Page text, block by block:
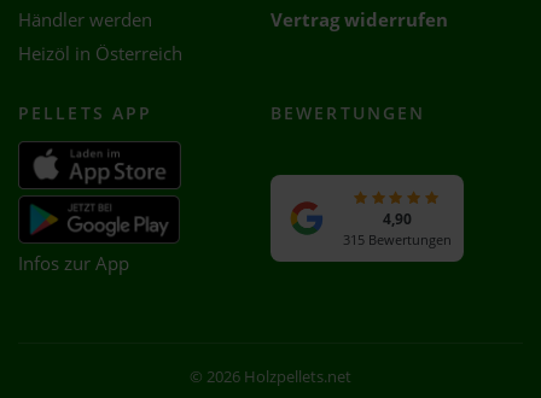
Händler werden
Heizöl in Österreich
Vertrag widerrufen
PELLETS APP
Infos zur App
BEWERTUNGEN
4,90
315 Bewertungen
© 2026 Holzpellets.net